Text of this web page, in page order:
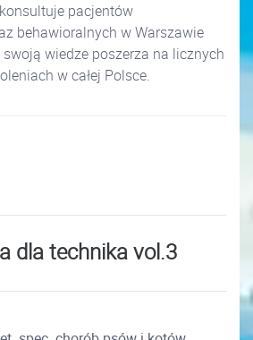
pacjentów
behawioralnych w Warszawie
wiedze poszerza na licznych
w całej Polsce.
dla technika vol.3